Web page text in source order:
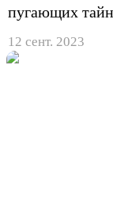
пугающих
12 сент. 2023